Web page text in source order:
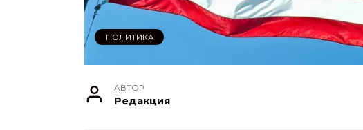
ПОЛИТИКА
АВТОР
Редакция